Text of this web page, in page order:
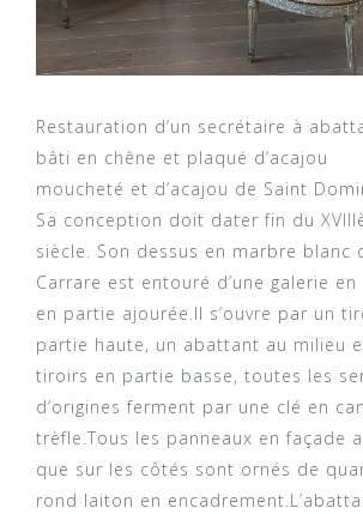
Restauration d’un secrétaire à
bâti en chêne et plaqué d’acajou
moucheté et d’acajou de Saint
Sa conception doit dater fin du
siècle. Son dessus en marbre blanc
Carrare est entouré d’une galerie
en partie ajourée.Il s’ouvre par un
partie haute, un abattant au milieu
tiroirs en partie basse, toutes les
d’origines ferment par une clé en
trèfle.Tous les panneaux en façade
que sur les côtés sont ornés de
rond laiton en